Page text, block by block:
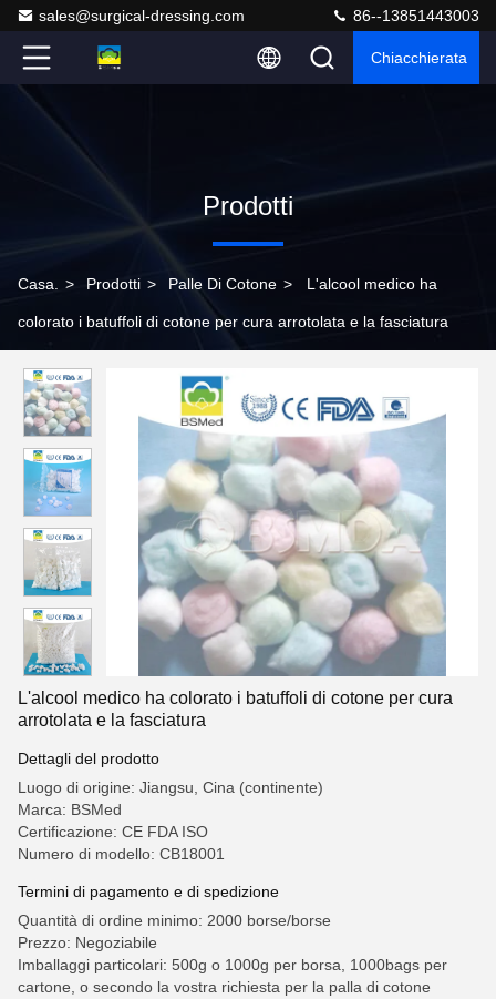
sales@surgical-dressing.com 86--13851443003
Chiacchierata
Prodotti
Casa. > Prodotti > Palle Di Cotone > L'alcool medico ha
colorato i batuffoli di cotone per cura arrotolata e la fasciatura
L'alcool medico ha colorato i batuffoli di cotone per cura
arrotolata e la fasciatura
Dettagli del prodotto
Luogo di origine: Jiangsu, Cina (continente)
Marca: BSMed
Certificazione: CE FDA ISO
Numero di modello: CB18001
Termini di pagamento e di spedizione
Quantità di ordine minimo: 2000 borse/borse
Prezzo: Negoziabile
Imballaggi particolari: 500g o 1000g per borsa, 1000bags per
cartone, o secondo la vostra richiesta per la palla di cotone